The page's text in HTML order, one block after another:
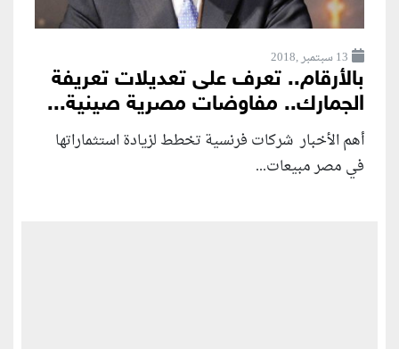
13 سبتمبر ,2018
بالأرقام.. تعرف على تعديلات تعريفة
الجمارك.. مفاوضات مصرية صينية...
أهم الأخبار شركات فرنسية تخطط لزيادة استثماراتها
في مصر مبيعات...